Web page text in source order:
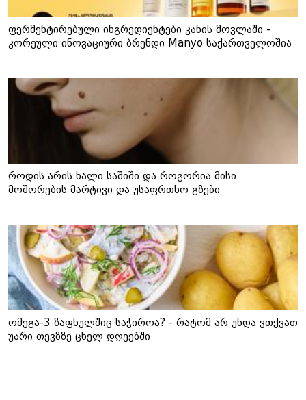
ფერმენტირებული ინგრედიენტები კანის მოვლაში -
კორეული ინოვაციური ბრენდი Manyo საქართველოშია
როდის არის ხალი საშიში და როგორია მისი
მოშორების მარტივი და უსაფრთხო გზები
ომეგა-3 ზაფხულშიც საჭიროა? - რატომ არ უნდა ვთქვათ
უარი თევზზე ცხელ დღეებში